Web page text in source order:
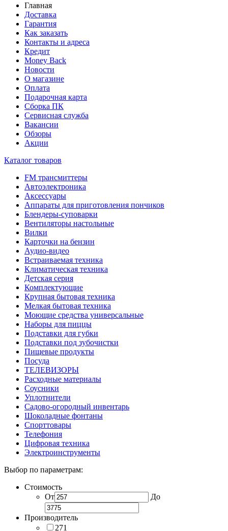
Главная
Доставка
Гарантия
Как заказать
Контакты и адреса
Кредит
Money Back
Новости
О магазине
Оплата
Подарочная карта
Сборка ПК
Сервисная служба
Вакансии
Обзоры
Акции
Каталог товаров
FM трансмиттеры
Автоэлектроника
Аксессуары
Аппараты для приготовления пончиков
Блендеры-суповарки
Вентиляторы настольные
Вилки
Карточки на бензин
Аудио-видео
Встраиваемая техника
Климатическая техника
Детская серия
Комплектующие
Крупная бытовая техника
Мелкая бытовая техника
Моющие средства универсальные
Наборы для пиццы
Подставки для губки
Подставки под зубочистки
Пищевые продукты
Посуда
ТЕЛЕВИЗОРЫ
Расходные материалы
Соусники
Уплотнители
Садово-огородный инвентарь
Шоколадные фонтаны
Спорттовары
Телефония
Цифровая техника
Электроинструменты
Выбор по параметрам:
Стоимость
От
До
Производитель
271